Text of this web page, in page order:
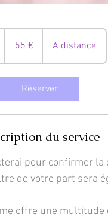
55 € A distance
Réserver
du service
pour confirmer la
de votre part sera
offre une multitude